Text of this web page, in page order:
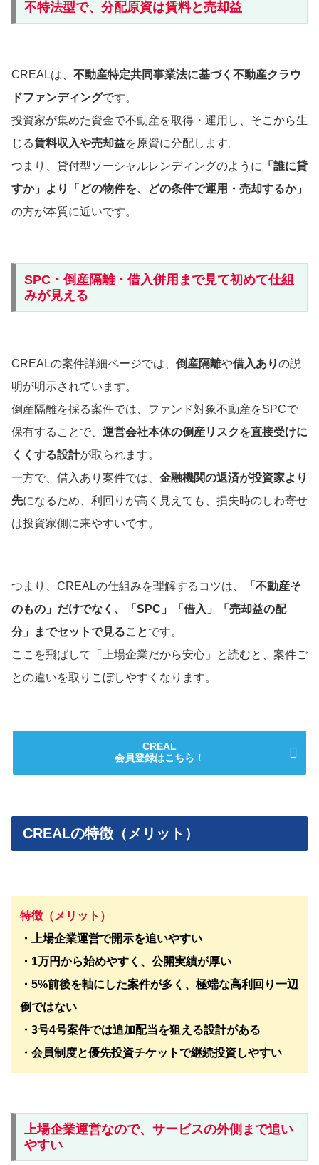
不特法型で、分配原資は賃料と売却益
CREALは、 不動産特定共同事業法に基づく不動産クラウ
ドファンディングです。
投資家が集めた資金で不動産を取得・運用し、そこから生
じる賃料収入や売却益を原資に分配します。
つまり、貸付型ソーシャルレンディングのように 「誰に貸
すか」より「どの物件を、どの条件で運用・売却するか」
の方が本質に近いです。
SPC・倒産隔離・借入併用まで見て初めて仕組
みが見える
CREALの案件詳細ページでは、 倒産隔離や借入ありの説
明が明示されています。
倒産隔離を採る案件では、ファンド対象不動産をSPCで
保有することで、 運営会社本体の倒産リスクを直接受けに
くくする設計が取られます。
一方で、借入あり案件では、 金融機関の返済が投資家より
先になるため、利回りが高く見えても、損失時のしわ寄せ
は投資家側に来やすいです。
つまり、CREALの仕組みを理解するコツは、
「不動産そ
のもの」だけでなく、「SPC」「借入」「売却益の配
分」までセットで見ることです。
ここを飛ばして「上場企業だから安心」と読むと、案件ご
との違いを取りこぼしやすくなります。
CREAL
会員登録はこちら！
CREALの特徴（メリット）
特徴（メリット）
・上場企業運営で開示を追いやすい
・1万円から始めやすく、公開実績が厚い
・5%前後を軸にした案件が多く、極端な高利回り一辺
倒ではない
・3号4号案件では追加配当を狙える設計がある
・会員制度と優先投資チケットで継続投資しやすい
上場企業運営なので、サービスの外側まで追い
やすい